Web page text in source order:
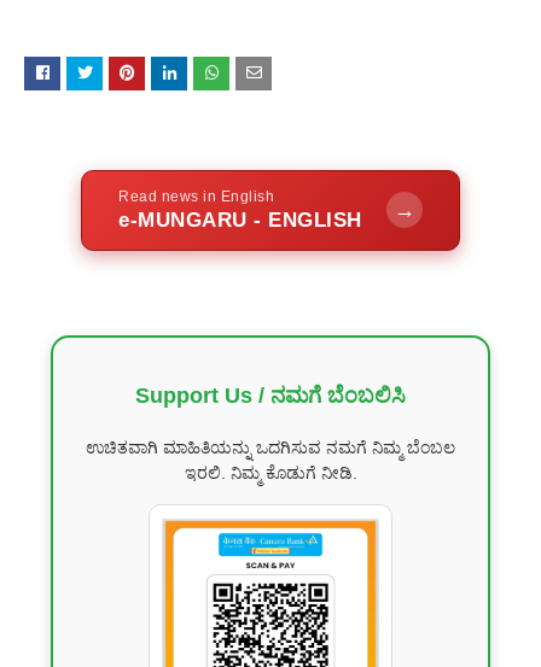
Read news in English
e-MUNGARU - ENGLISH →
Support Us / ನಮಗೆ ಬೆಂಬಲಿಸಿ
ಉಚಿತವಾಗಿ ಮಾಹಿತಿಯನ್ನು ಒದಗಿಸುವ ನಮಗೆ ನಿಮ್ಮ ಬೆಂಬಲ
ಇರಲಿ. ನಿಮ್ಮ ಕೊಡುಗೆ ನೀಡಿ.